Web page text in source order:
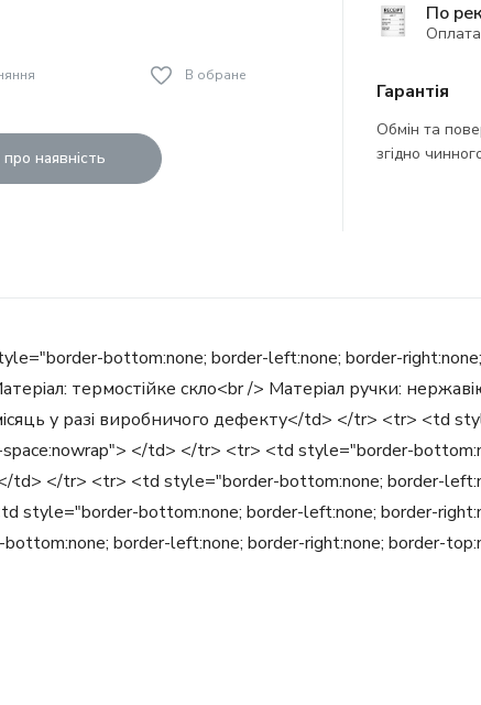
В обране
наявність
По
Гарантія
Обмін та
згідно
bottom:none; border-left:none; border-
термостійке скло<br /> Матеріал ручки:
у разі виробничого дефекту</td> </tr> <tr> <td
</td> </tr> <tr> <td style="border-
td> </tr> <tr> <td style="border-bottom:none; border-
bottom:none; border-left:none; border-
border-left:none; border-right:none; border-